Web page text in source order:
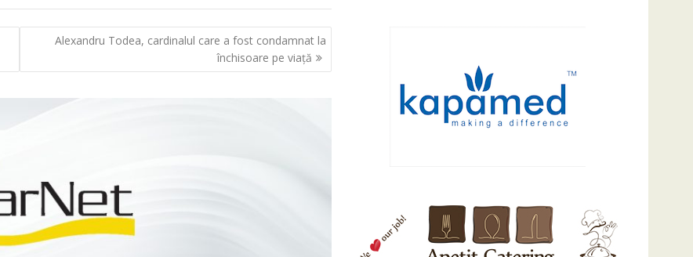
Alexandru Todea, cardinalul care a fost condamnat la
închisoare pe viață